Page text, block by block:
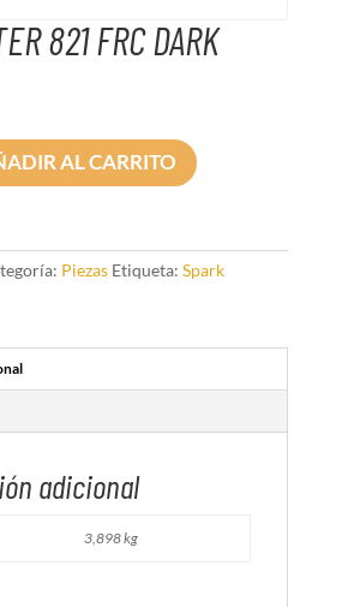
821 FRC DARK
AL CARRITO
Piezas Etiqueta: Spark
adicional
3,898 kg